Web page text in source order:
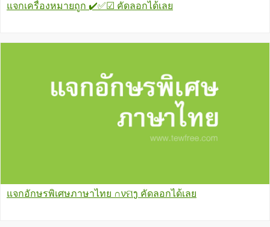
แจกเครื่องหมายถูก ✔️✅☑ คัดลอกได้เลย
แจกอักษรพิเศษภาษาไทย ∩νମງ คัดลอกได้เลย